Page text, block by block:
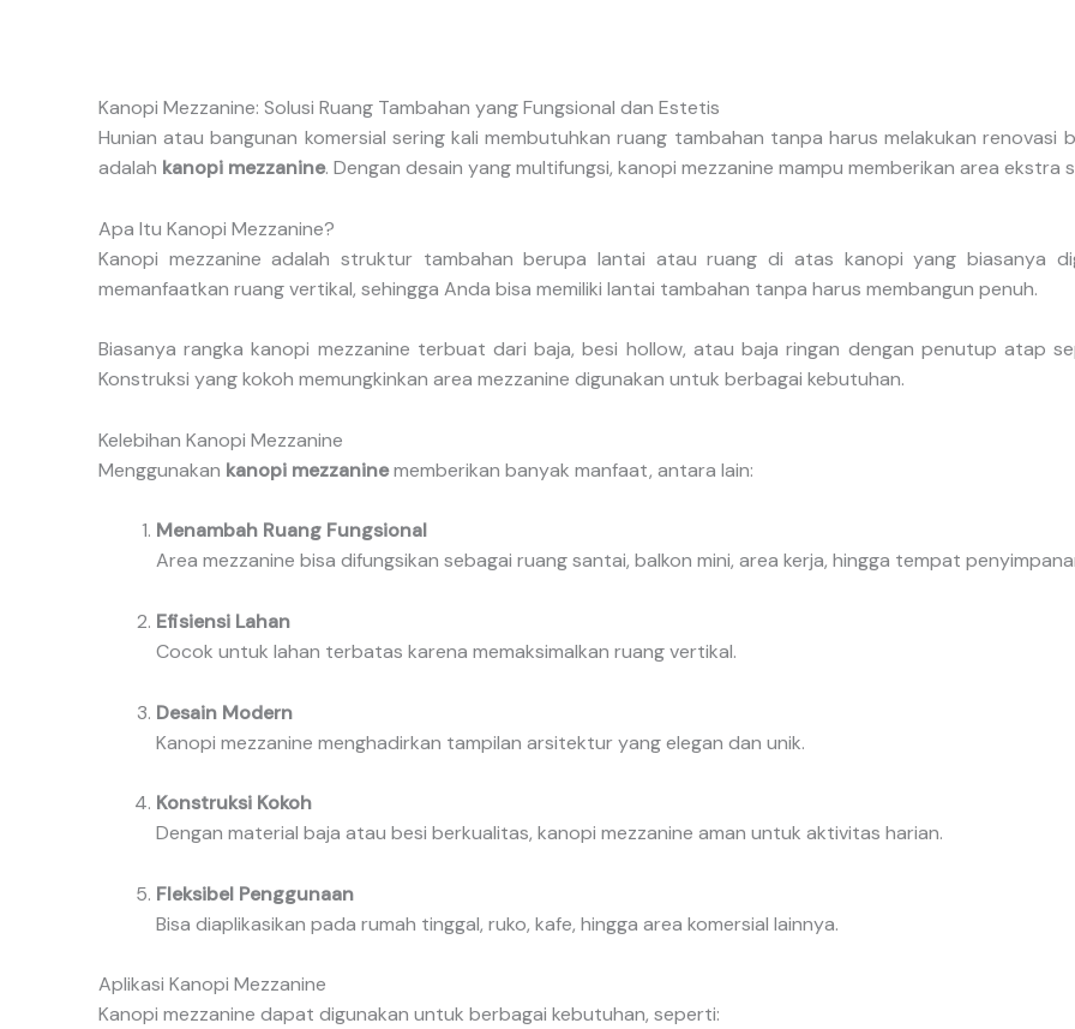
Kanopi Mezzanine: Solusi Ruang Tambahan yang Fungsional dan Estetis
Hunian atau bangunan komersial sering kali membutuhkan ruang tambahan tanpa harus melakukan renovasi
adalah kanopi mezzanine. Dengan desain yang multifungsi, kanopi mezzanine mampu memberikan area ekstra
Apa Itu Kanopi Mezzanine?
Kanopi mezzanine adalah struktur tambahan berupa lantai atau ruang di atas kanopi yang biasanya
memanfaatkan ruang vertikal, sehingga Anda bisa memiliki lantai tambahan tanpa harus membangun penuh.
Biasanya rangka kanopi mezzanine terbuat dari baja, besi hollow, atau baja ringan dengan penutup atap
Konstruksi yang kokoh memungkinkan area mezzanine digunakan untuk berbagai kebutuhan.
Kelebihan Kanopi Mezzanine
Menggunakan kanopi mezzaninememberikan banyak manfaat, antara lain:
Menambah Ruang Fungsional
Area mezzanine bisa difungsikan sebagai ruang santai, balkon mini, area kerja, hingga tempat
Efisiensi Lahan
Cocok untuk lahan terbatas karena memaksimalkan ruang vertikal.
Desain Modern
Kanopi mezzanine menghadirkan tampilan arsitektur yang elegan dan unik.
Konstruksi Kokoh
Dengan material baja atau besi berkualitas, kanopi mezzanine aman untuk aktivitas harian.
Fleksibel Penggunaan
Bisa diaplikasikan pada rumah tinggal, ruko, kafe, hingga area komersial lainnya.
Aplikasi Kanopi Mezzanine
Kanopi mezzanine dapat digunakan untuk berbagai kebutuhan, seperti: